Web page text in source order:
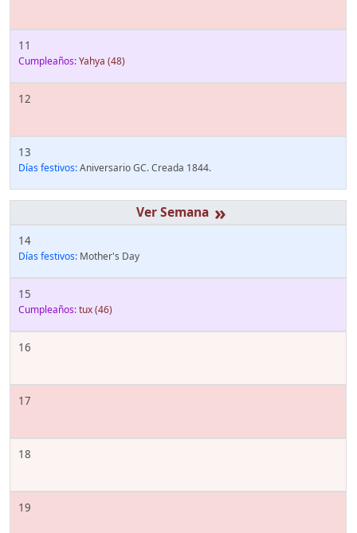
11
Cumpleaños:Yahya (48)
12
13
Días festivos:Aniversario GC. Creada 1844.
»
14
Días festivos: Mother's Day
15
Cumpleaños:tux(46)
16
17
18
19